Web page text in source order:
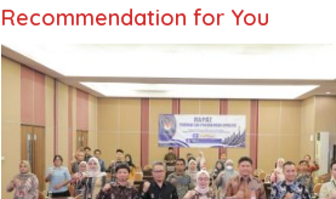
Recommendation for You